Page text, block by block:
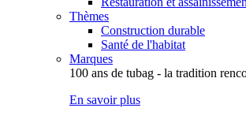
Thèmes
Construction durable
Santé de l'habitat
Marques
100 ans de tubag - la tradition
En savoir plus